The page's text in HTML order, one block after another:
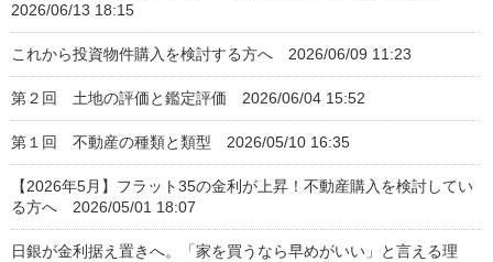
2026/06/13 18:15
これから投資物件購入を検討する方へ 2026/06/09 11:23
第２回 土地の評価と鑑定評価 2026/06/04 15:52
第１回 不動産の種類と類型 2026/05/10 16:35
【2026年5月】フラット35の金利が上昇！不動産購入を検討してい
る方へ 2026/05/01 18:07
日銀が金利据え置きへ。「家を買うなら早めがいい」と言える理